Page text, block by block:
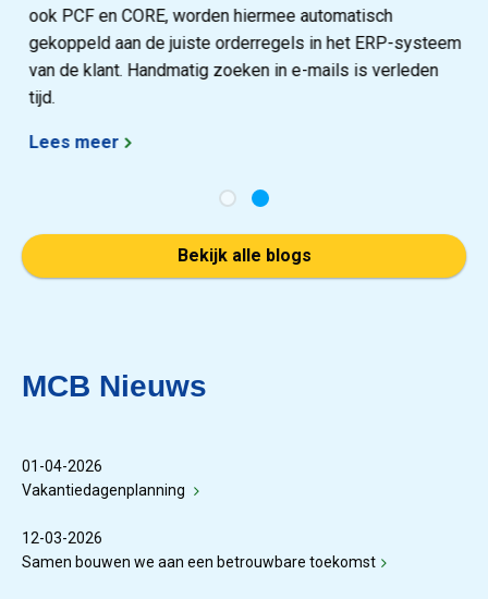
ook PCF en CORE, worden hiermee automatisch
gekoppeld aan de juiste orderregels in het ERP-systeem
van de klant. Handmatig zoeken in e-mails is verleden
tijd.
Lees meer
Bekijk alle blogs
MCB Nieuws
01-04-2026
Vakantiedagenplanning
12-03-2026
Samen bouwen we aan een betrouwbare toekomst